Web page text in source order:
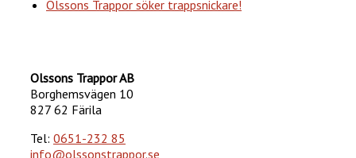
Olssons Trappor söker trappsnickare!
Olssons Trappor AB
Borghemsvägen 10
827 62 Färila
Tel: 0651-232 85
info@olssonstrappor.se